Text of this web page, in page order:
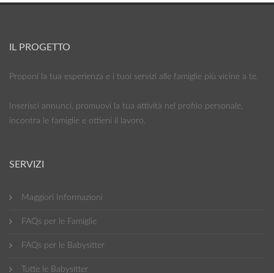
IL PROGETTO
Proponi la tua esperienza e i tuoi servizi alle famiglie più vicine a te.
Inserisci annunci, promuovi la tua attività nel profilo personale,
incontra le famiglie e ottieni il lavoro.
SERVIZI
Maggiori Informazioni
FAQs per le Famiglie
FAQs per le Babysitter
Tutte le Babysitter